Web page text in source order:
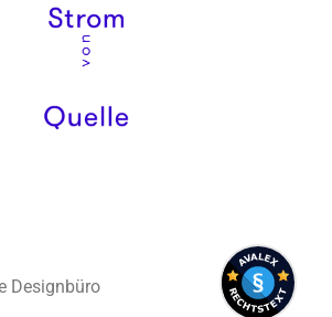
Designbüro